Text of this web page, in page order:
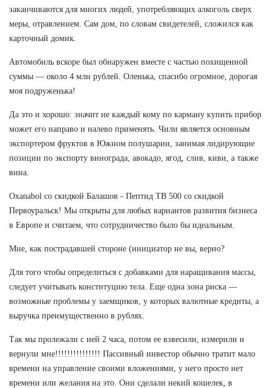
заканчиваются для многих людей, употребляющих алкоголь сверх
меры, отравлением. Сам дом, по словам свидетелей, сложился как
карточный домик.
Автомобиль вскоре был обнаружен вместе с частью похищенной
суммы — около 4 млн рублей. Оленька, спасибо огромное, дорогая
моя подруженька!
Да это и хорошо: значит не каждый кому по карману купить прибор
может его направо и налево применять. Чили является основным
экспортером фруктов в Южном полушарии, занимая лидирующие
позиции по экспорту винограда, авокадо, ягод, слив, киви, а также
вина.
Oxanabol со скидкой Балашов - Пептид TB 500 со скидкой
Первоуральск! Мы открыты для любых вариантов развития бизнеса
в Европе и считаем, что сотрудничество было бы идеальным.
Мне, как пострадавшей стороне (инициатор не вы, верно?
Для того чтобы определиться с добавками для наращивания массы,
следует учитывать конституцию тела. Еще одна зона риска —
возможные проблемы у заемщиков, у которых валютные кредиты, а
выручка преимущественно в рублях.
Так мы пролежали с ней 2 часа, потом ее взвесили, измерили и
вернули мне!!!!!!!!!!!!!!! Пассивный инвестор обычно тратит мало
времени на управление своими вложениями, у него просто нет
времени или желания на это. Они сделали некий кошелек, в